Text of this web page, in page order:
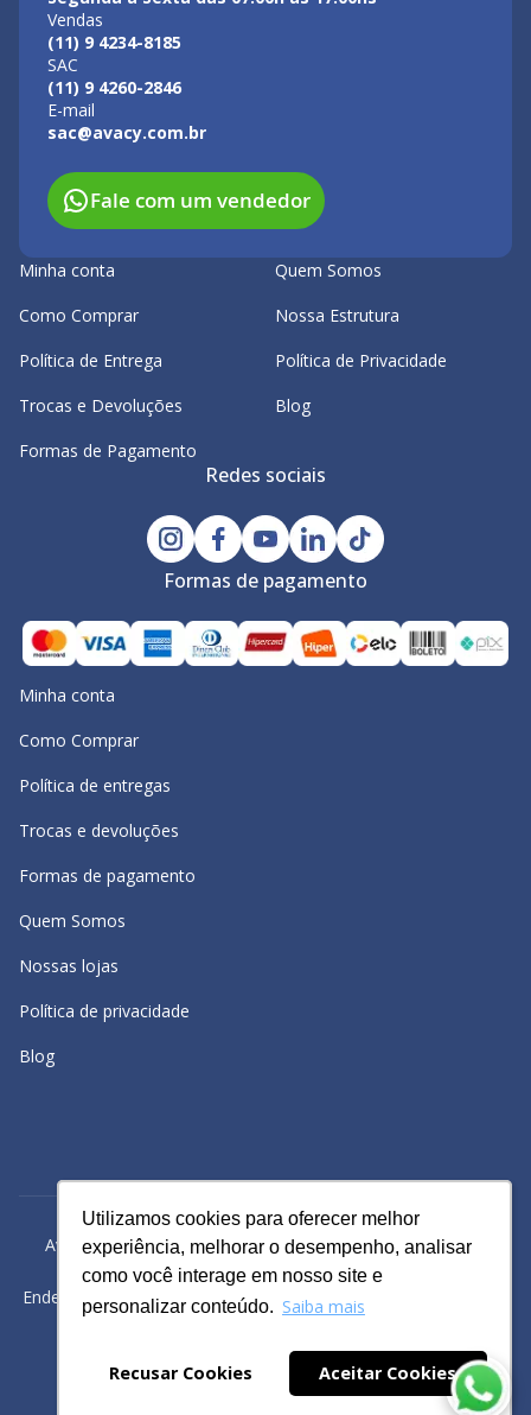
Utilizamos cookies para oferecer melhor
experiência, melhorar o desempenho, analisar
como você interage em nosso site e
personalizar conteúdo. Saiba mais
Recusar Cookies Aceitar Cookies
Utilizamos cookies para oferecer melhor
experiência, melhorar o desempenho, analisar
como você interage em nosso site e
personalizar conteúdo. Saiba mais
Recusar Cookies Aceitar Cookies
Vendas
(11) 9 4234-8185
SAC
(11) 9 4260-2846
E-mail
sac@avacy.com.br
Fale com um vendedor
Minha conta
Como Comprar
Política de Entrega
Trocas e Devoluções
Formas de Pagamento
Quem Somos
Nossa Estrutura
Política de Privacidade
Blog
Redes sociais
Formas de pagamento
Minha conta
Como Comprar
Política de entregas
Trocas e devoluções
Formas de pagamento
Quem Somos
Nossas lojas
Política de privacidade
Blog
Avacy Distribuidora e Comércio de Calçados Ltda | CNPJ:
61.234.829/0001-43
Endereço: Rua Gomes Cardim, 235, Bairro: Brás, São Paulo -SP